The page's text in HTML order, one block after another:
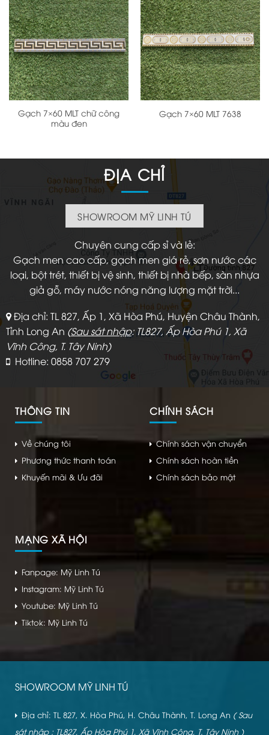
Gạch 7×60 MLT chữ công
màu đen
Gạch 7×60 MLT 7638
ĐỊA CHỈ
SHOWROOM MỸ LINH TÚ
Chuyên cung cấp sỉ và lẻ:
Gạch men cao cấp, gạch men giá rẻ, sơn nước các
loại, bột trét, thiết bị vệ sinh, thiết bị nhà bếp, sàn nhựa
giả gỗ, máy nước nóng năng lượng mặt trời...
Địa chỉ: TL 827, Ấp 1, Xã Hòa Phú, Huyện Châu Thành,
Tỉnh Long An (Sau sát nhập: TL827, Ấp Hòa Phú 1, Xã
Vĩnh Công, T. Tây Ninh)
Hotline: 0858 707 279
THÔNG TIN
Về chúng tôi
Phương thức thanh toán
Khuyến mãi & Ưu đãi
CHÍNH SÁCH
Chính sách vận chuyển
Chính sách hoàn tiền
Chính sách bảo mật
MẠNG XÃ HỘI
Fanpage: Mỹ Linh Tú
Instagram: Mỹ Linh Tú
Youtube: Mỹ Linh Tú
Tiktok: Mỹ Linh Tú
SHOWROOM MỸ LINH TÚ
Địa chỉ: TL 827, X. Hòa Phú, H. Châu Thành, T. Long An ( Sau
sát nhập : TL827, Ấp Hòa Phú 1, Xã Vĩnh Công, T. Tây Ninh )